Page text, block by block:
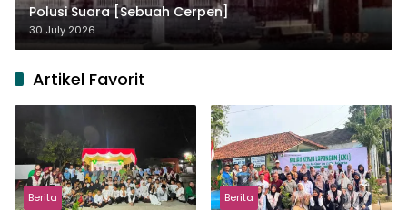
Polusi Suara [Sebuah Cerpen]
30 July 2026
Artikel Favorit
Berita Berita